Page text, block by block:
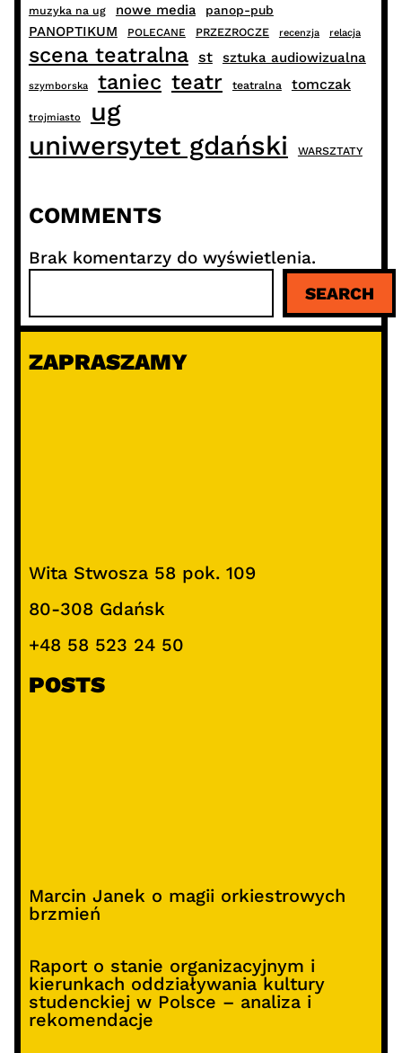
muzyka na ug nowe media panop-pub
PANOPTIKUM POLECANE PRZEZROCZE recenzja relacja
scena teatralna st sztuka audiowizualna
szymborska taniec teatr teatralna tomczak
trojmiasto
ug
uniwersytet gdański
WARSZTATY
COMMENTS
Brak komentarzy do wyświetlenia.
u
a
SEARCH
ZAPRASZAMY
Wita Stwosza 58 pok. 109
80-308 Gdańsk
+48 58 523 24 50
POSTS
Marcin Janek o magii orkiestrowych
brzmień
Raport o stanie organizacyjnym i
kierunkach oddziaływania kultury
studenckiej w Polsce – analiza i
rekomendacje